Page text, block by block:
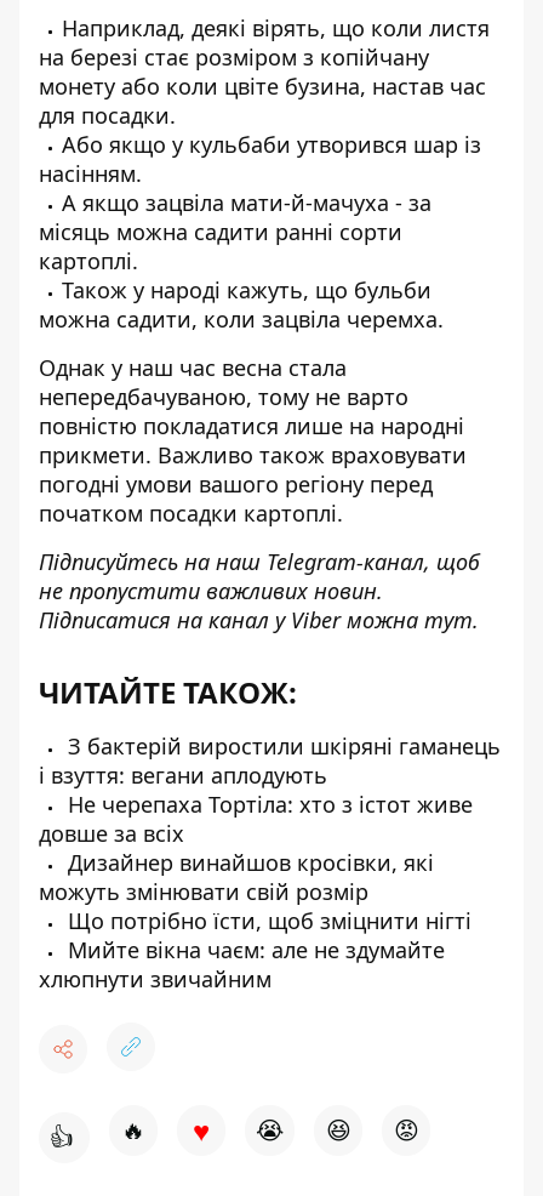
Наприклад, деякі вірять, що коли листя
на березі стає розміром з копійчану
монету або коли цвіте бузина, настав час
для посадки.
Або якщо у кульбаби утворився шар із
насінням.
А якщо зацвіла мати-й-мачуха - за
місяць можна садити ранні сорти
картоплі.
Також у народі кажуть, що бульби
можна садити, коли зацвіла черемха.
Однак у наш час весна стала
непередбачуваною, тому не варто
повністю покладатися лише на народні
прикмети. Важливо також враховувати
погодні умови вашого регіону перед
початком посадки картоплі.
Підписуйтесь на наш Telegram-канал, щоб
не пропустити важливих новин.
Підписатися на канал у Viber можна тут.
ЧИТАЙТЕ ТАКОЖ:
З бактерій виростили шкіряні гаманець
і взуття: вегани аплодують
Не черепаха Тортіла: хто з істот живе
довше за всіх
Дизайнер винайшов кросівки, які
можуть змінювати свій розмір
Що потрібно їсти, щоб зміцнити нігті
Мийте вікна чаєм: але не здумайте
хлюпнути звичайним
👍 🔥 ♥ 😭 😆 😡